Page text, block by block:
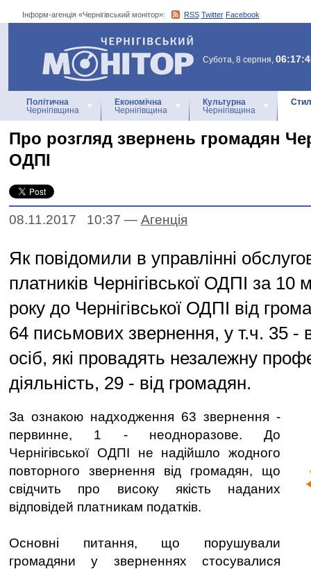
Інформ-агенція «Чернігівський монітор»: RSS Twitter Facebook
Інформ-агенція
«Чернігівський монітор»
Субота, 8 серпня,
Політична
Чернігівщина
Економічна
Чернігівщина
Культурна
Чернігівщина
Про розгляд звернень громадян
ОДПІ
08.11.2017 10:37 — Агенцiя
Як повідомили в управлінні
платників Чернігівської ОДПІ за 10
року до Чернігівської ОДПІ від
64 письмових звернення, у т.ч. 35 -
осіб, які провадять незалежну
діяльність, 29 - від громадян.
За ознакою надходження 63 звернення -
первинне, 1 - неодноразове. До
Чернігівської ОДПІ не надійшло жодного
повторного звернення від громадян, що
свідчить про високу якість наданих
відповідей платникам податків.
Основні питання, що порушували
громадяни у зверненнях стосувалися